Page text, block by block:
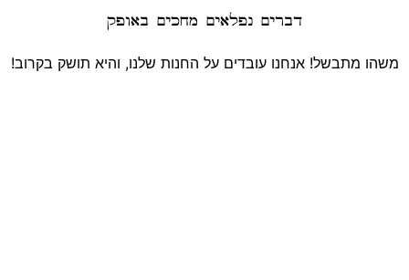
דברים נפלאים מחכים באופק
משהו מתבשל! אנחנו עובדים על החנות שלנו, והיא תושק בקרוב!